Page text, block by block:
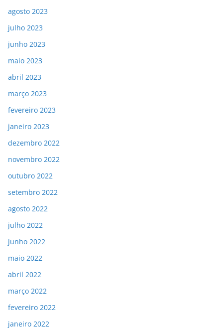
agosto 2023
julho 2023
junho 2023
maio 2023
abril 2023
março 2023
fevereiro 2023
janeiro 2023
dezembro 2022
novembro 2022
outubro 2022
setembro 2022
agosto 2022
julho 2022
junho 2022
maio 2022
abril 2022
março 2022
fevereiro 2022
janeiro 2022